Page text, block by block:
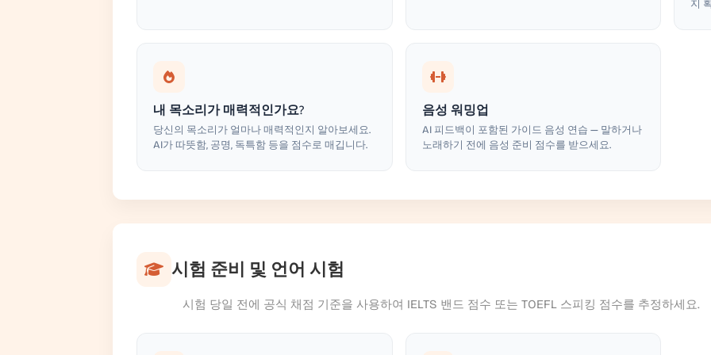
지
내 목소리가 매력적인가요?
당신의 목소리가 얼마나 매력적인지 알아보세요.
AI가 따뜻함, 공명, 독특함 등을 점수로 매깁니다.
음성 워밍업
AI 피드백이 포함된 가이드 음성 연습 — 말하거나
노래하기 전에 음성 준비 점수를 받으세요.
시험 준비 및 언어 시험
시험 당일 전에 공식 채점 기준을 사용하여 IELTS 밴드 점수 또는 TOEFL 스피킹 점수를 추정하세요.